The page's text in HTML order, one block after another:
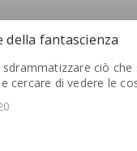
della fantascienza
ciò che
cercare di vedere le